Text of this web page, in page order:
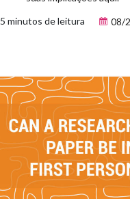
5 minutos de leitura
08/